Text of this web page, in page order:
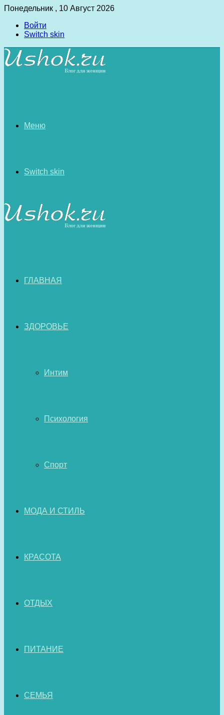
Понедельник , 10 Август 2026
Войти
Switch skin
Меню
Switch skin
ГЛАВНАЯ
ЗДОРОВЬЕ
Интим
Психология
Спорт
МОДА И СТИЛЬ
КРАСОТА
ОТДЫХ
ПИТАНИЕ
СЕМЬЯ